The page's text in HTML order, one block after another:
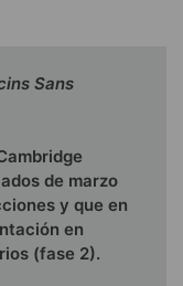
Sans
de marzo
y que en
en
(fase 2).